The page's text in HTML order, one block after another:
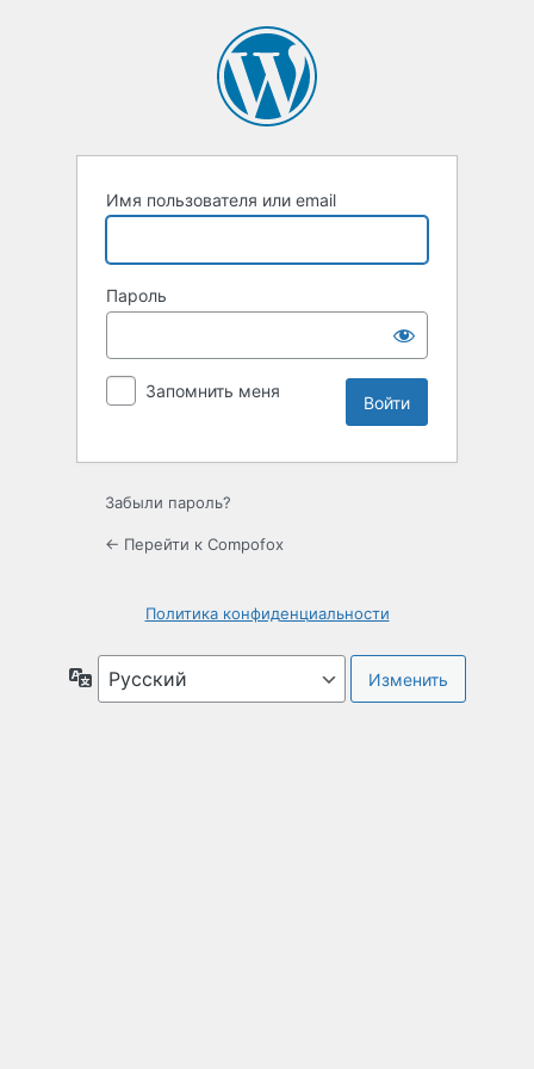
Имя пользователя или email
Пароль
Запомнить меня
Забыли пароль?
← Перейти к Compofox
Политика конфиденциальности
Язык